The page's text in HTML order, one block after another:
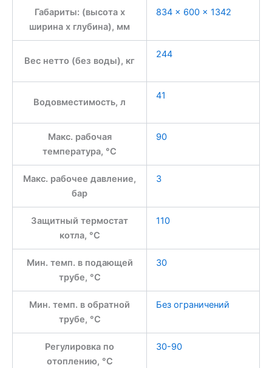
Габариты: (высота x
ширина x глубина), мм
834 × 600 × 1342
Вес нетто (без воды), кг
244
Водовместимость, л
41
Макс. рабочая
температура, °С
90
Макс. рабочее давление,
бар
3
Защитный термостат
котла, °С
110
Мин. темп. в подающей
трубе, °C
30
Мин. темп. в обратной
трубе, °С
Без ограничений
Регулировка по
отоплению, °С
30-90